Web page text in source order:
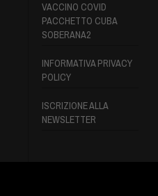
VACCINO COVID
PACCHETTO CUBA
SOBERANA2
INFORMATIVA PRIVACY
POLICY
ISCRIZIONE ALLA
NEWSLETTER